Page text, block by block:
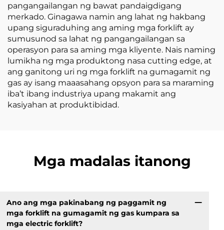
pangangailangan ng bawat pandaigdigang
merkado. Ginagawa namin ang lahat ng hakbang
upang siguraduhing ang aming mga forklift ay
sumusunod sa lahat ng pangangailangan sa
operasyon para sa aming mga kliyente. Nais naming
lumikha ng mga produktong nasa cutting edge, at
ang ganitong uri ng mga forklift na gumagamit ng
gas ay isang maaasahang opsyon para sa maraming
iba’t ibang industriya upang makamit ang
kasiyahan at produktibidad.
Mga madalas itanong
Ano ang mga pakinabang ng paggamit ng
mga forklift na gumagamit ng gas kumpara sa
mga electric forklift?